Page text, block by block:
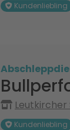
Kundenliebling
Leutkircher
Kundenliebling